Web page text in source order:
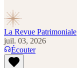
La Revue Patrimoniale
juil. 03, 2026
Écouter